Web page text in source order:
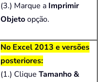
(3.) Marque a Imprimir
Objetoopção.
No Excel 2013 e versões
posteriores:
(1.) Clique Tamanho &